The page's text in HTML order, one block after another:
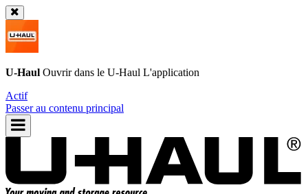
U-Haul Ouvrir dans le U-Haul L'application
Actif
Passer au contenu principal